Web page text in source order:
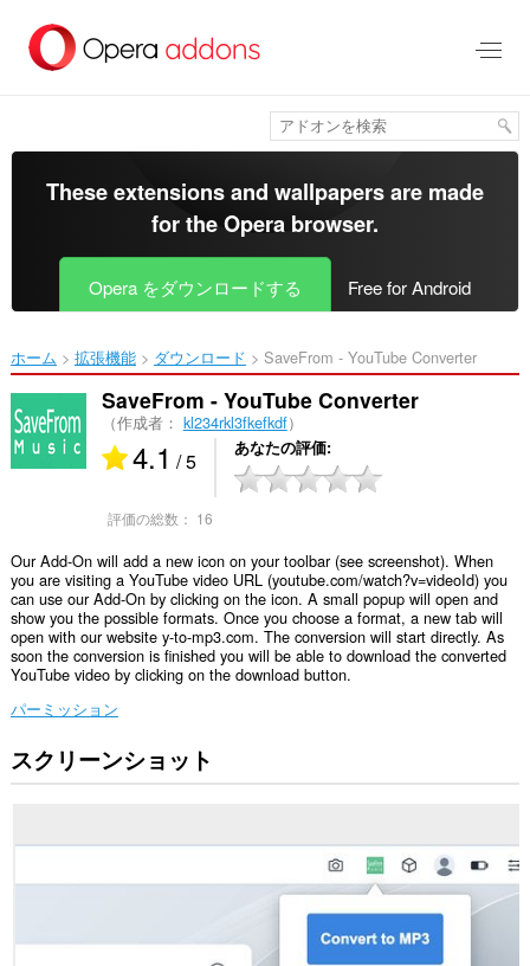
メ
ツ
移
動
These extensions and wallpapers are made
for theOpera browser.
Opera をダウンロードする Free for Android
ホーム 拡張機能 ダウンロード SaveFrom - YouTube Converter‎
SaveFrom - YouTube Converter
（作成者： kl234rkl3fkefkdf）
4.1 / 5 あなたの評価
評価の総数： 16
Our Add-On will add a new icon on your toolbar (see screenshot). When
you are visiting a YouTube video URL (youtube.com/watch?v=videoId) you
can use our Add-On by clicking on the icon. A small popup will open and
show you the possible formats. Once you choose a format, a new tab will
open with our website y-to-mp3.com. The conversion will start directly. As
soon the conversion is finished you will be able to download the converted
YouTube video by clicking on the download button.
パーミッション
こ
の
よ
スクリーンショット